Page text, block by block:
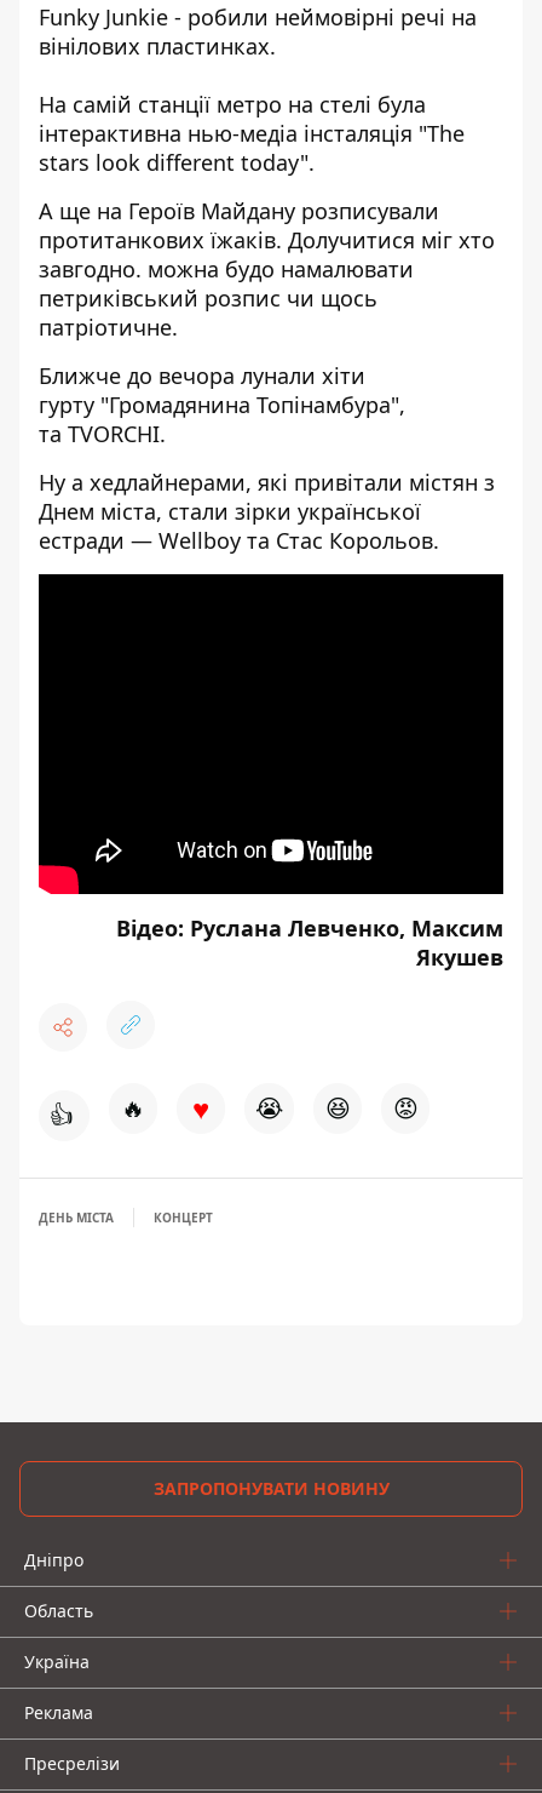
Funky Junkie - робили неймовірні речі на
вінілових пластинках.
На самій станції метро на стелі була
інтерактивна нью-медіа інсталяція "The
stars look different today".
А ще на Героїв Майдану розписували
протитанкових їжаків. Долучитися міг хто
завгодно. можна будо намалювати
петриківський розпис чи щось
патріотичне.
Ближче до вечора лунали хіти
гурту "Громадянина Топінамбура",
та TVORCHI.
Ну а хедлайнерами, які привітали містян з
Днем міста, стали зірки української
естради — Wellboy та Стас Корольов.
Відео: Руслана Левченко, Максим
Якушев
👍 🔥 ♥ 😭 😆 😡
ДЕНЬ МІСТА КОНЦЕРТ
ЗАПРОПОНУВАТИ НОВИНУ
Дніпро
Область
Україна
Реклама
Пресрелізи